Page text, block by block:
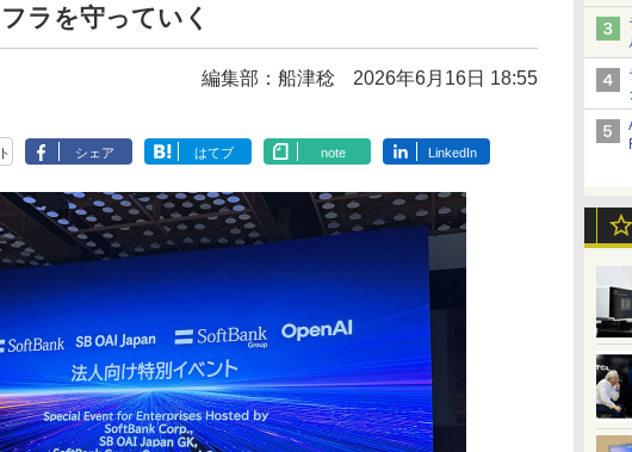
ラを守っていく
編集部：船津稔 2026年6月16日 18:55
シェア はてブ note LinkedIn